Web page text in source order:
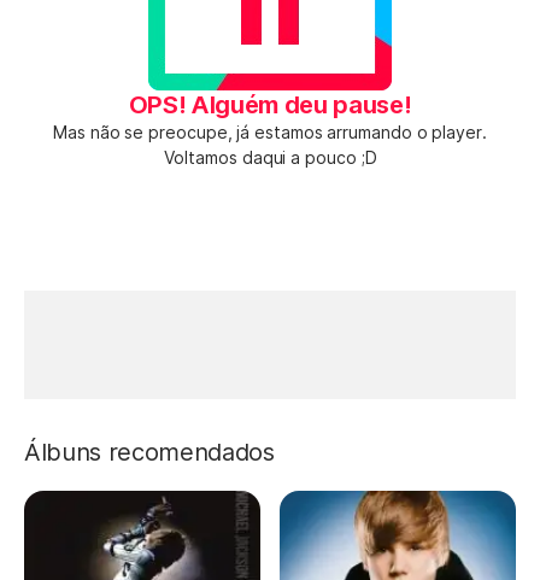
OPS! Alguém deu pause!
Mas não se preocupe, já estamos arrumando o player.
Voltamos daqui a pouco ;D
Álbuns recomendados